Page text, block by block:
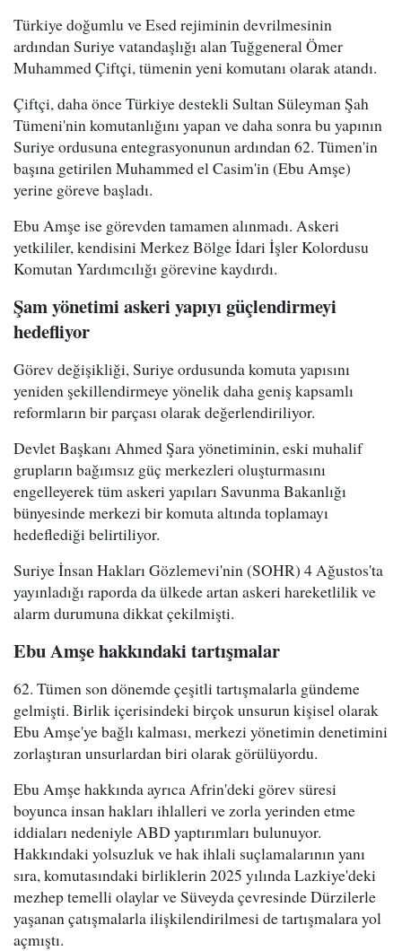
Türkiye doğumlu ve Esed rejiminin devrilmesinin
ardından Suriye vatandaşlığı alan Tuğgeneral Ömer
Muhammed Çiftçi, tümenin yeni komutanı olarak atandı.
Çiftçi, daha önce Türkiye destekli Sultan Süleyman Şah
Tümeni'nin komutanlığını yapan ve daha sonra bu yapının
Suriye ordusuna entegrasyonunun ardından 62. Tümen'in
başına getirilen Muhammed el Casim'in (Ebu Amşe)
yerine göreve başladı.
Ebu Amşe ise görevden tamamen alınmadı. Askeri
yetkililer, kendisini Merkez Bölge İdari İşler Kolordusu
Komutan Yardımcılığı görevine kaydırdı.
Şam yönetimi askeri yapıyı güçlendirmeyi
hedefliyor
Görev değişikliği, Suriye ordusunda komuta yapısını
yeniden şekillendirmeye yönelik daha geniş kapsamlı
reformların bir parçası olarak değerlendiriliyor.
Devlet Başkanı Ahmed Şara yönetiminin, eski muhalif
grupların bağımsız güç merkezleri oluşturmasını
engelleyerek tüm askeri yapıları Savunma Bakanlığı
bünyesinde merkezi bir komuta altında toplamayı
hedeflediği belirtiliyor.
Suriye İnsan Hakları Gözlemevi'nin (SOHR) 4 Ağustos'ta
yayınladığı raporda da ülkede artan askeri hareketlilik ve
alarm durumuna dikkat çekilmişti.
Ebu Amşe hakkındaki tartışmalar
62. Tümen son dönemde çeşitli tartışmalarla gündeme
gelmişti. Birlik içerisindeki birçok unsurun kişisel olarak
Ebu Amşe'ye bağlı kalması, merkezi yönetimin denetimini
zorlaştıran unsurlardan biri olarak görülüyordu.
Ebu Amşe hakkında ayrıca Afrin'deki görev süresi
boyunca insan hakları ihlalleri ve zorla yerinden etme
iddiaları nedeniyle ABD yaptırımları bulunuyor.
Hakkındaki yolsuzluk ve hak ihlali suçlamalarının yanı
sıra, komutasındaki birliklerin 2025 yılında Lazkiye'deki
mezhep temelli olaylar ve Süveyda çevresinde Dürzilerle
yaşanan çatışmalarla ilişkilendirilmesi de tartışmalara yol
açmıştı.